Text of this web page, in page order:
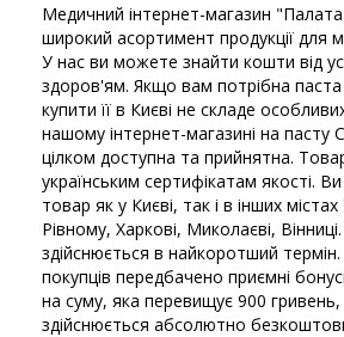
Медичний інтернет-магазин
широкий асортимент продукції для
У нас ви можете знайти кошти від
здоров'ям. Якщо вам потрібна паста
купити її в Києві не складе
нашому інтернет-магазині на пасту
цілком доступна та прийнятна.
українським сертифікатам якості.
товар як у Києві, так і в інших
Рівному, Харкові, Миколаєві,
здійснюється в найкоротший
покупців передбачено приємні
на суму, яка перевищує 900
здійснюється абсолютно